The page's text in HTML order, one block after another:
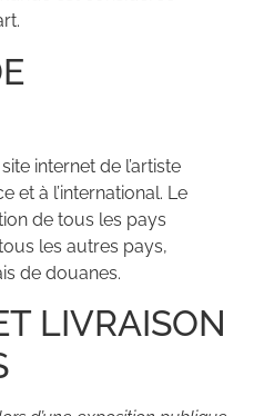
internet de l’artiste
et à l’international. Le
de tous les pays
les autres pays,
de douanes.
LIVRAISON